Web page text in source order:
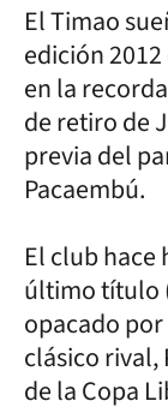
El Timao
edición
en la
de retiro de
previa del
Pacaembú.
El club hace
último título
opacado
clásico rival,
de la Copa